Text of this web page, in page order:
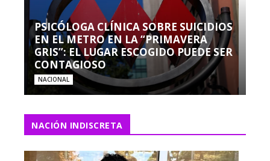
PSICÓLOGA CLÍNICA SOBRE SUICIDIOS
EN EL METRO EN LA “PRIMAVERA
GRIS”: EL LUGAR ESCOGIDO PUEDE SER
CONTAGIOSO
NACIONAL
NACIÓN INDISCRETA